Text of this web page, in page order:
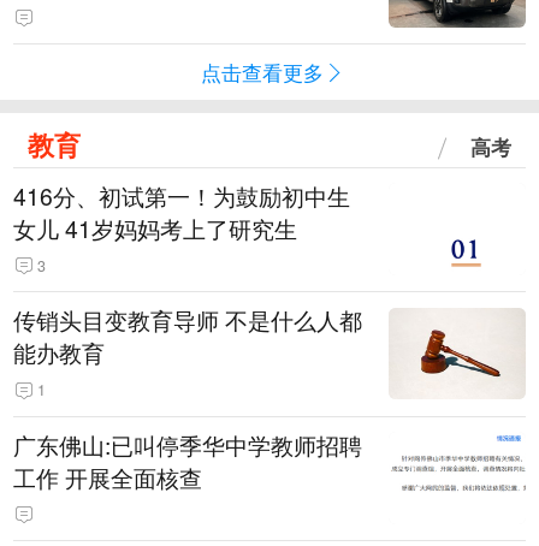
点击查看更多
教育 高考
416分、初试第一！为鼓励初中生
女儿 41岁妈妈考上了研究生
3
传销头目变教育导师 不是什么人都
能办教育
1
广东佛山:已叫停季华中学教师招聘
工作 开展全面核查